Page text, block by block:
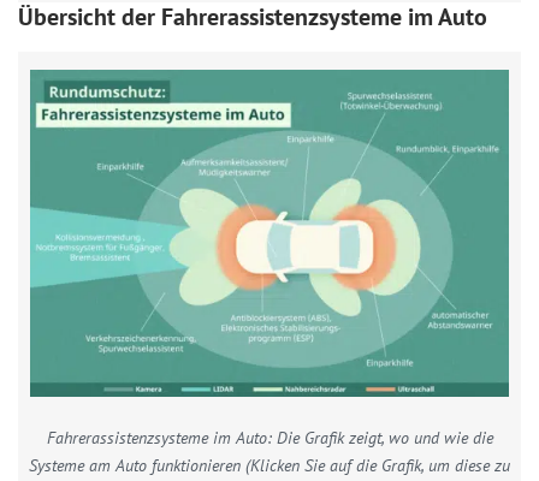
Übersicht der Fahrerassistenzsysteme im Auto
Fahrerassistenzsysteme im Auto: Die Grafik zeigt, wo und wie die
Systeme am Auto funktionieren (Klicken Sie auf die Grafik, um diese zu